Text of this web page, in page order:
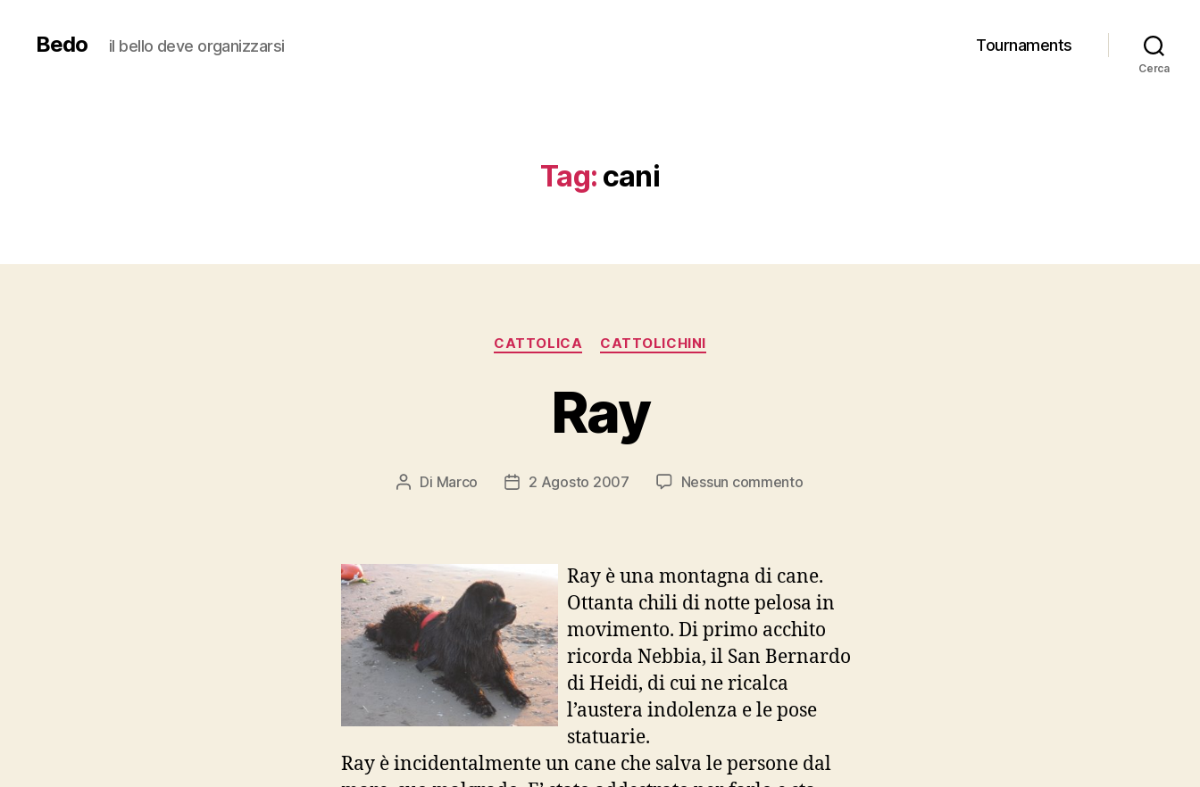
Bedo il bello deve organizzarsi Tournaments
Cerca
Tag: cani
Categorie
CATTOLICA CATTOLICHINI
Ray
Autore
Di Marco
Data2 Agosto 2007 Nessun commentosu
Ray è una montagna di cane.
Ottanta chili di notte pelosa in
movimento. Di primo acchito
ricorda Nebbia, il San Bernardo
di Heidi, di cui ne ricalca
l’austera indolenza e le pose
statuarie.
Ray è incidentalmente un cane che salva le persone dal